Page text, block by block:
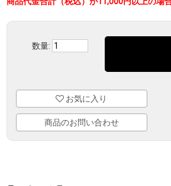
数量:
お気に入り
商品のお問い合わせ